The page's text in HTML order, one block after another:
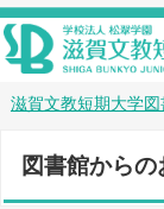
滋賀文教短期大学図
図書館から